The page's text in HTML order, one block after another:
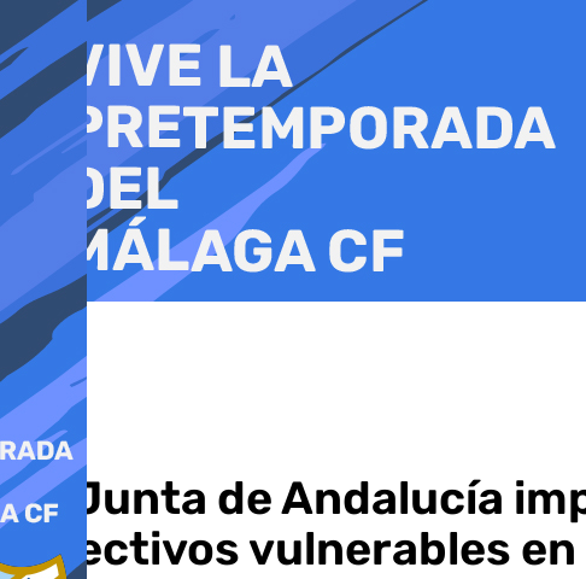
al
contenido
La Junta de Andalucía
colectivos vulnerables